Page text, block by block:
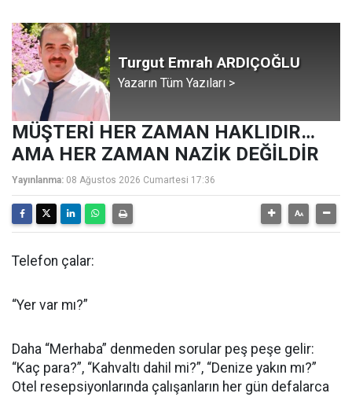
Turgut Emrah ARDIÇOĞLU
Yazarın Tüm Yazıları >
MÜŞTERİ HER ZAMAN HAKLIDIR…
AMA HER ZAMAN NAZİK DEĞİLDİR
Yayınlanma: 08 Ağustos 2026 Cumartesi 17:36
Telefon çalar:
“Yer var mı?”
Daha “Merhaba” denmeden sorular peş peşe gelir:
“Kaç para?”, “Kahvaltı dahil mi?”, “Denize yakın mı?”
Otel resepsiyonlarında çalışanların her gün defalarca